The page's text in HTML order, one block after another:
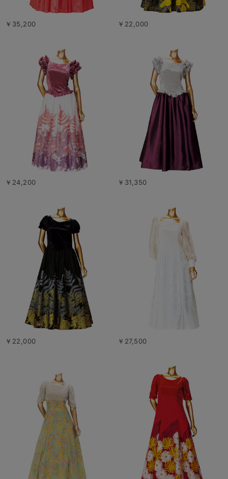
￥35,200 ￥22,000
￥24,200 ￥31,350
￥22,000 ￥27,500